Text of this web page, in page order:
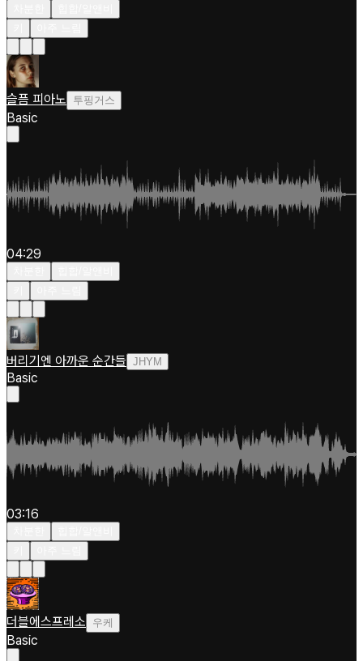
슬픔 피아노 투핑거스
Basic
04:29
버리기엔 아까운 순간들 JHYM
Basic
03:16
더블에스프레소 우케
Basic